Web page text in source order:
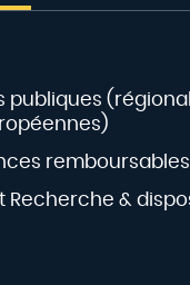
publiques
remboursables
Recherche &